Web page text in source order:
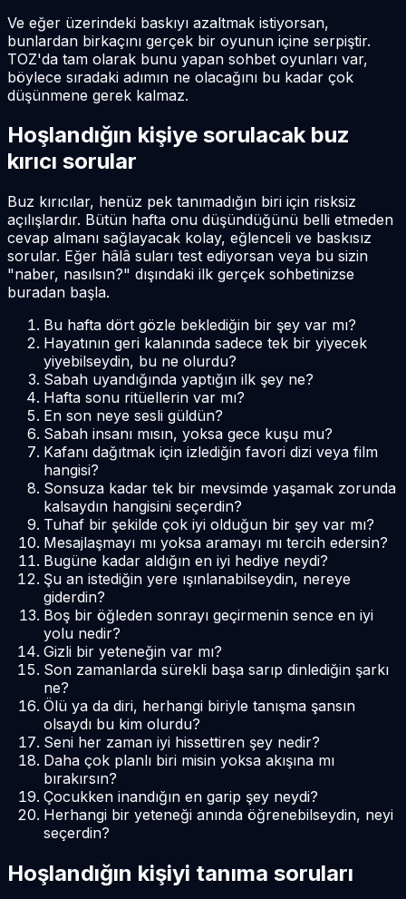
Ve eğer üzerindeki baskıyı azaltmak istiyorsan,
bunlardan birkaçını gerçek bir oyunun içine serpiştir.
TOZ'da tam olarak bunu yapan sohbet oyunları var,
böylece sıradaki adımın ne olacağını bu kadar çok
düşünmene gerek kalmaz.
Hoşlandığın kişiye sorulacak buz
kırıcı sorular
Buz kırıcılar, henüz pek tanımadığın biri için risksiz
açılışlardır. Bütün hafta onu düşündüğünü belli etmeden
cevap almanı sağlayacak kolay, eğlenceli ve baskısız
sorular. Eğer hâlâ suları test ediyorsan veya bu sizin
"naber, nasılsın?" dışındaki ilk gerçek sohbetinizse
buradan başla.
Bu hafta dört gözle beklediğin bir şey var mı?
Hayatının geri kalanında sadece tek bir yiyecek
yiyebilseydin, bu ne olurdu?
Sabah uyandığında yaptığın ilk şey ne?
Hafta sonu ritüellerin var mı?
En son neye sesli güldün?
Sabah insanı mısın, yoksa gece kuşu mu?
Kafanı dağıtmak için izlediğin favori dizi veya film
hangisi?
Sonsuza kadar tek bir mevsimde yaşamak zorunda
kalsaydın hangisini seçerdin?
Tuhaf bir şekilde çok iyi olduğun bir şey var mı?
Mesajlaşmayı mı yoksa aramayı mı tercih edersin?
Bugüne kadar aldığın en iyi hediye neydi?
Şu an istediğin yere ışınlanabilseydin, nereye
giderdin?
Boş bir öğleden sonrayı geçirmenin sence en iyi
yolu nedir?
Gizli bir yeteneğin var mı?
Son zamanlarda sürekli başa sarıp dinlediğin şarkı
ne?
Ölü ya da diri, herhangi biriyle tanışma şansın
olsaydı bu kim olurdu?
Seni her zaman iyi hissettiren şey nedir?
Daha çok planlı biri misin yoksa akışına mı
bırakırsın?
Çocukken inandığın en garip şey neydi?
Herhangi bir yeteneği anında öğrenebilseydin, neyi
seçerdin?
Hoşlandığın kişiyi tanıma soruları